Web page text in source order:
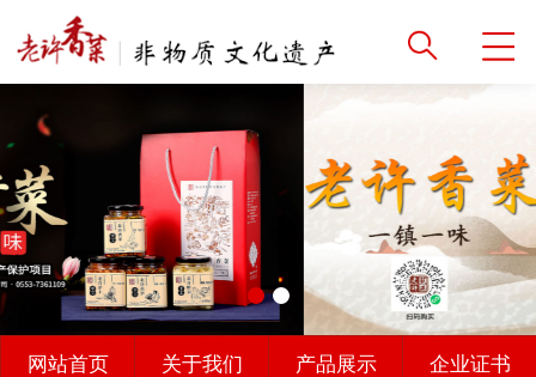
网站首页 关于我们 产品展示 企业证书